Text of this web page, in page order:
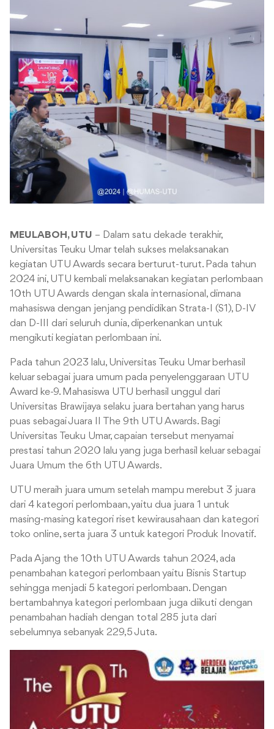
MEULABOH, UTU – Dalam satu dekade terakhir,
Universitas Teuku Umar telah sukses melaksanakan
kegiatan UTU Awards secara berturut-turut. Pada tahun
2024 ini, UTU kembali melaksanakan kegiatan perlombaan
10th UTU Awards dengan skala internasional, dimana
mahasiswa dengan jenjang pendidikan Strata-I (S1), D-IV
dan D-III dari seluruh dunia, diperkenankan untuk
mengikuti kegiatan perlombaan ini.
Pada tahun 2023 lalu, Universitas Teuku Umar berhasil
keluar sebagai juara umum pada penyelenggaraan UTU
Award ke-9. Mahasiswa UTU berhasil unggul dari
Universitas Brawijaya selaku juara bertahan yang harus
puas sebagai Juara II The 9th UTU Awards. Bagi
Universitas Teuku Umar, capaian tersebut menyamai
prestasi tahun 2020 lalu yang juga berhasil keluar sebagai
Juara Umum the 6th UTU Awards.
UTU meraih juara umum setelah mampu merebut 3 juara
dari 4 kategori perlombaan, yaitu dua juara 1 untuk
masing-masing kategori riset kewirausahaan dan kategori
toko online, serta juara 3 untuk kategori Produk Inovatif.
Pada Ajang the 10th UTU Awards tahun 2024, ada
penambahan kategori perlombaan yaitu Bisnis Startup
sehingga menjadi 5 kategori perlombaan. Dengan
bertambahnya kategori perlombaan juga diikuti dengan
penambahan hadiah dengan total 285 juta dari
sebelumnya sebanyak 229,5 Juta.